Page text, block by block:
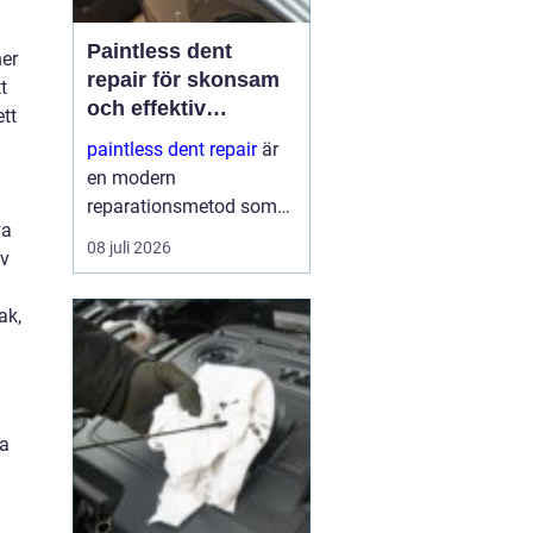
Paintless dent
repair för skonsam
och effektiv
reparation av
bucklor
paintless dent repairär
en modern
reparationsmetod som
används för att ta bort
bucklor i bilplåt utan att
har blivit mycket populär
i sverige eftersom den
kombinerar
hantverksskickl...
08 juli 2026